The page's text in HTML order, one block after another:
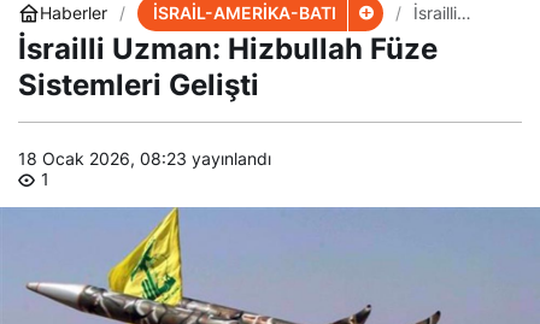
Haberler İSRAİL-AMERİKA-BATI
İsrailli
Hizbullah
İsrailli Uzman: Hizbullah Füze
Sistemleri Gelişti
18 Ocak 2026, 08:23 yayınlandı
1